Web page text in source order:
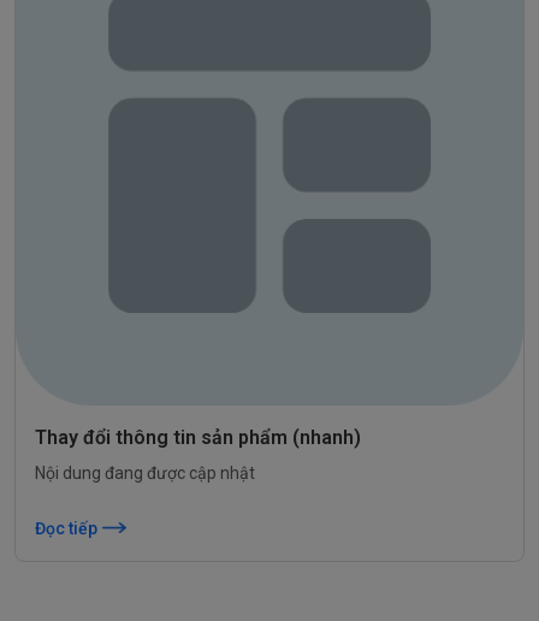
Thay đổi thông tin sản phẩm (nhanh)
Nội dung đang được cập nhật
Đọc tiếp